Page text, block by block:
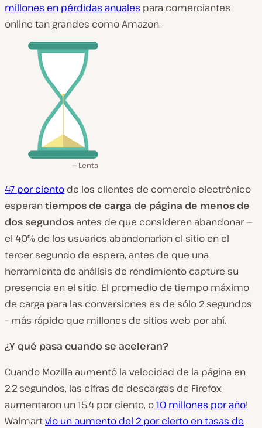
millones en pérdidas anuales para comerciantes
online tan grandes como Amazon.
Lenta
47 por ciento de los clientes de comercio electrónico
esperantiempos de carga de página de menos de
dos segundos antes de que consideren abandonar —
el 40% de los usuarios abandonarían el sitio en el
tercer segundo de espera, antes de que una
herramienta de análisis de rendimiento capture su
presencia en el sitio. El promedio de tiempo máximo
de carga para las conversiones es de sólo 2 segundos
– más rápido que millones de sitios web por ahí.
¿Y qué pasa cuando se aceleran?
Cuando Mozilla aumentó la velocidad de la página en
2.2 segundos, las cifras de descargas de Firefox
aumentaron un 15.4 por ciento, o10 millones por año!
Walmartvio un aumento del 2 por cierto en tasas de